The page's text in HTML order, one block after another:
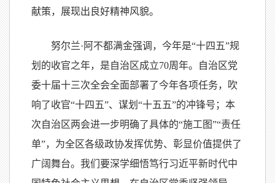
献策，展现出良好精神风貌。
努尔兰·阿不都满金强调，今年是“十四五”规
划的收官之年，是自治区成立70周年。自治区党
委十届十三次全会全面部署了今年各项任务，吹
响了收官“十四五”、谋划“十五五”的冲锋号；本
次自治区两会进一步明确了具体的“施工图”“责任
单”，为全区各级政协发挥优势、彰显价值提供了
广阔舞台。我们要深学细悟笃行习近平新时代中